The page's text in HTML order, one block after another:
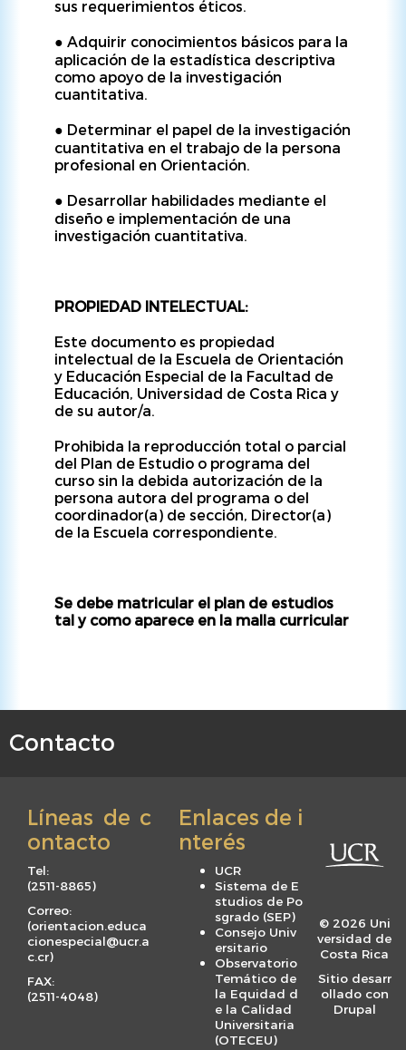
sus requerimientos éticos.
● Adquirir conocimientos básicos para la
aplicación de la estadística descriptiva
como apoyo de la investigación
cuantitativa.
● Determinar el papel de la investigación
cuantitativa en el trabajo de la persona
profesional en Orientación.
● Desarrollar habilidades mediante el
diseño e implementación de una
investigación cuantitativa.
PROPIEDAD INTELECTUAL:
Este documento es propiedad
intelectual de la Escuela de Orientación
y Educación Especial de la Facultad de
Educación, Universidad de Costa Rica y
de su autor/a.
Prohibida la reproducción total o parcial
del Plan de Estudio o programa del
curso sin la debida autorización de la
persona autora del programa o del
coordinador(a) de sección, Director(a)
de la Escuela correspondiente.
Se debe matricular el plan de estudios
tal y como aparece en la malla curricular
FContacto
Líneas de c
ontacto
Tel:
(2511-8865)
Correo:
(orientacion.educa
cionespecial@ucr.a
c.cr)
FAX:
(2511-4048)
Enlaces de i
nterés
UCR
Sistema de E
studios de Po
sgrado (SEP)
Consejo Univ
ersitario
Observatorio
Temático de
la Equidad d
e la Calidad
Universitaria
(OTECEU)
© 2026 Uni
versidad de
Costa Rica
Sitio desarr
ollado con
Drupal